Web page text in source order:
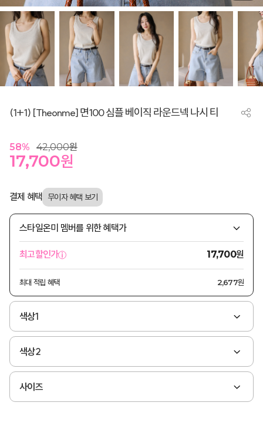
(1+1) [Theonme] 면100 심플 베이직 라운드넥 나시 티
58% 42,000원
17,700원
결제 혜택
스타일온미 멤버를 위한 혜택가
최고할인가 17,700원
최대 적립 혜택 2,677원
색상1
색상2
사이즈